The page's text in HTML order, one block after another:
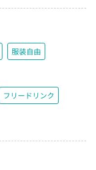
服装自由
フリードリンク